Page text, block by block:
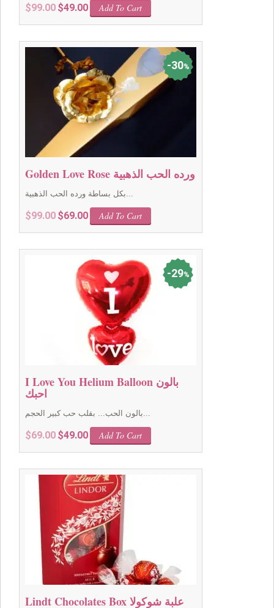
$99.00 Original
$99.00.
$49.00Current
price
$49.00.
Add To Cart
30%
Golden Love Rose ورده الحب الذهبية
بكل بساطة ورده الحب الذهبية...
$99.00 Original
$99.00.
$69.00Current
price
$69.00.
Add To Cart
29%
I Love You Helium Balloon بالون
احبك
$69.00 Original
$69.00.
$49.00Current
price
$49.00.
Add To Cart
Lindt Chocolates Box علبة شوكولا